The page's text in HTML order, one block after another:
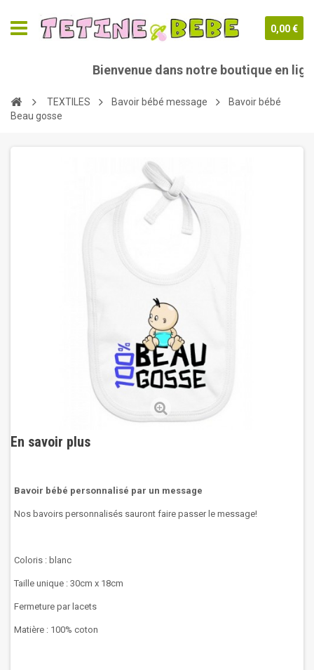
0,00 €
Bienvenue dans notre boutique en
TEXTILES Bavoir bébé message
Bavoir bébé
Beau gosse
En savoir plus
Bavoir bébé personnalisé par un message
Nos bavoirs personnalisés sauront faire passer le message!
Coloris : blanc
Taille unique : 30cm x 18cm
Fermeture par lacets
Matière : 100% coton